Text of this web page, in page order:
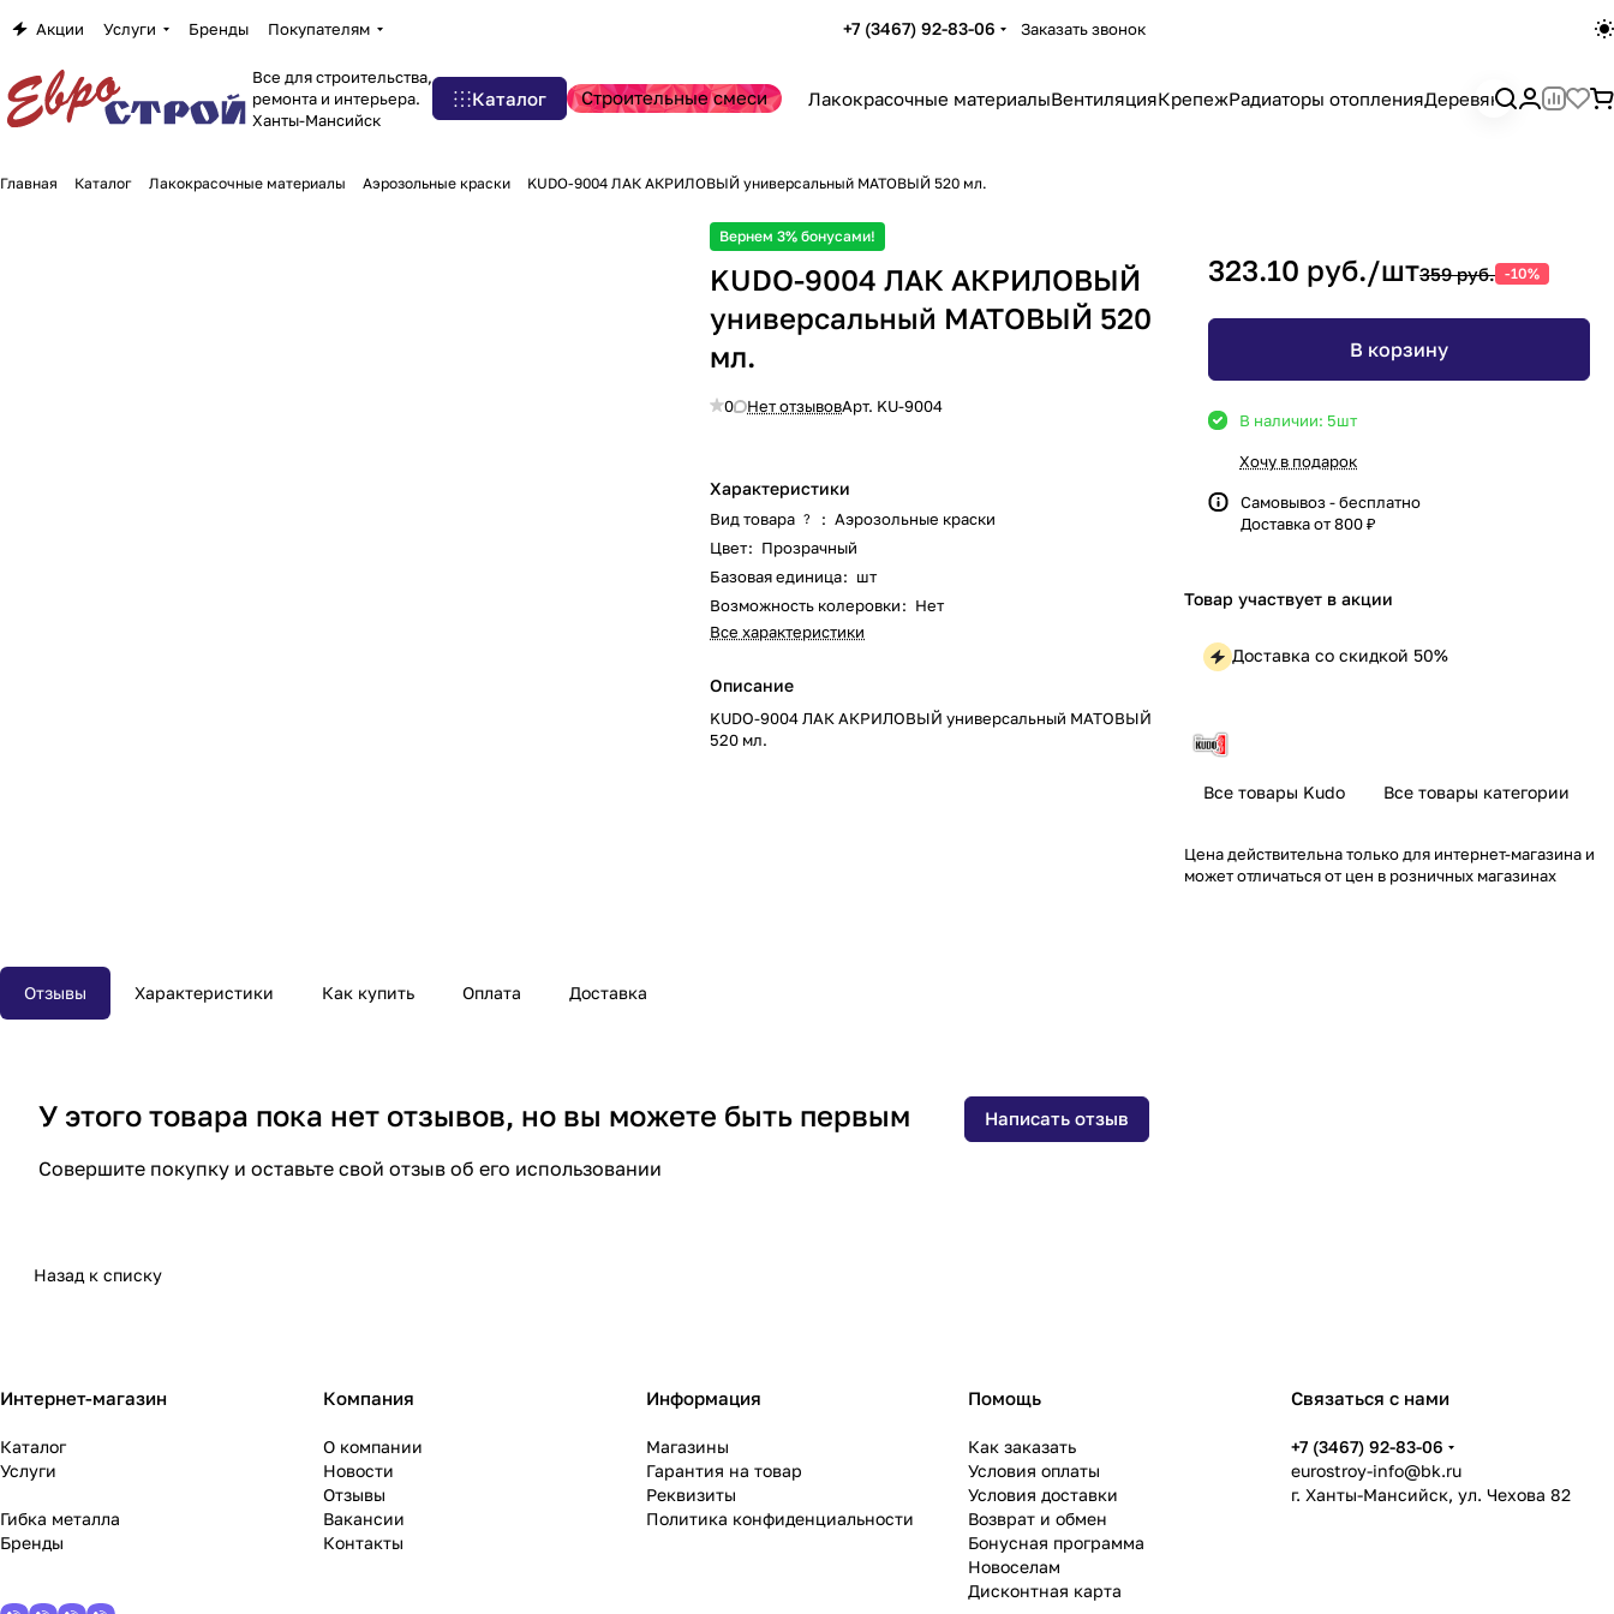
Акции Услуги Бренды Покупателям +7 (3467) 92-83-06 Заказать звонок
Все для строительства,
ремонта и интерьера.
Ханты-Мансийск
Каталог Строительные смеси Лакокрасочные материалыВентиляцияКрепежРадиаторы отопленияДеревянный
Главная Каталог Лакокрасочные материалы Аэрозольные краски KUDO-9004 ЛАК АКРИЛОВЫЙ универсальный МАТОВЫЙ 520 мл.
Вернем 3% бонусами!
KUDO-9004 ЛАК АКРИЛОВЫЙ
универсальный МАТОВЫЙ 520
мл.
0 Нет отзывовАрт. KU-9004
Характеристики
Вид товара ? : Аэрозольные краски
Цвет: Прозрачный
Базовая единица: шт
Возможность колеровки: Нет
Все характеристики
Описание
KUDO-9004 ЛАК АКРИЛОВЫЙ универсальный МАТОВЫЙ
520 мл.
323.10 руб./шт359 руб. -10%
В корзину
В наличии: 5шт
Хочу в подарок
Самовывоз - бесплатно
Доставка от 800 ₽
Товар участвует в акции
Доставка со скидкой 50%
Все товары Kudo Все товары категории
Цена действительна только для интернет-магазина и
может отличаться от цен в розничных магазинах
Отзывы Характеристики Как купить Оплата Доставка
У этого товара пока нет отзывов, но вы можете быть первым
Совершите покупку и оставьте свой отзыв об его использовании
Написать отзыв
Назад к списку
Интернет-магазин
Каталог
Услуги
Гибка металла
Бренды
Компания
О компании
Новости
Отзывы
Вакансии
Контакты
Информация
Магазины
Гарантия на товар
Реквизиты
Политика конфиденциальности
Помощь
Как заказать
Условия оплаты
Условия доставки
Возврат и обмен
Бонусная программа
Новоселам
Дисконтная карта
Связаться с нами
+7 (3467) 92-83-06
eurostroy-info@bk.ru
г. Ханты-Мансийск, ул. Чехова 82